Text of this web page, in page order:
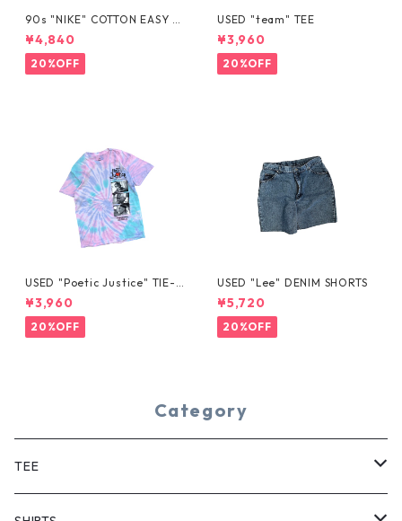
90s "NIKE" COTTON EASY S
HORTS
¥4,840
20%OFF
USED "team" TEE
¥3,960
20%OFF
USED "Poetic Justice" TIE-D
YE TEE
¥3,960
20%OFF
USED "Lee" DENIM SHORTS
¥5,720
20%OFF
Category
TEE